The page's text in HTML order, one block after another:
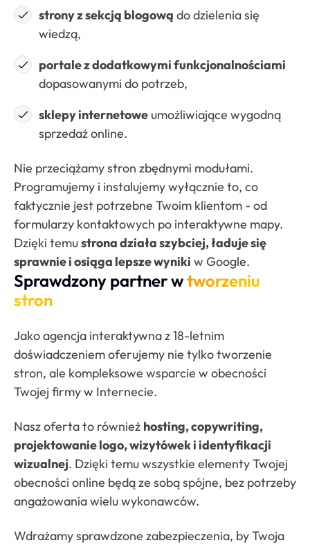
strony z sekcją blogową do dzielenia się
wiedzą,
portale z dodatkowymi funkcjonalnościami
dopasowanymi do potrzeb,
sklepy internetowe umożliwiające wygodną
sprzedaż online.
Nie przeciążamy stron zbędnymi modułami.
Programujemy i instalujemy wyłącznie to, co
faktycznie jest potrzebne Twoim klientom - od
formularzy kontaktowych po interaktywne mapy.
Dzięki temustrona działa szybciej, ładuje się
sprawnie i osiąga lepsze wyniki w Google.
Sprawdzony partner wtworzeniu
stron
Jako agencja interaktywna z 18-letnim
doświadczeniem oferujemy nie tylko tworzenie
stron, ale kompleksowe wsparcie w obecności
Twojej firmy w Internecie.
Nasz oferta to również hosting, copywriting,
projektowanie logo, wizytówek i identyfikacji
wizualnej. Dzięki temu wszystkie elementy Twojej
obecności online będą ze sobą spójne, bez potrzeby
angażowania wielu wykonawców.
Wdrażamy sprawdzone zabezpieczenia, by Twoja